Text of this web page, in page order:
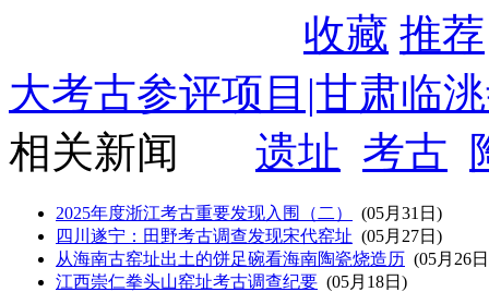
收藏 推荐
大考古参评项目|甘肃临
相关新闻
遗址 考古
2025年度浙江考古重要发现入围（二）
(05月31日)
四川遂宁：田野考古调查发现宋代窑址 (05月27日)
从海南古窑址出土的饼足碗看海南陶瓷烧造历 (05月26
江西崇仁拳头山窑址考古调查纪要 (05月18日)